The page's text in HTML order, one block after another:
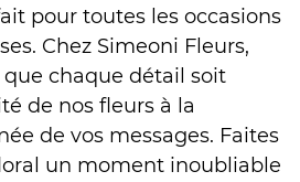
pour toutes les occasions
Chez Simeoni Fleurs,
que chaque détail soit
de nos fleurs à la
de vos messages. Faites
un moment inoubliable